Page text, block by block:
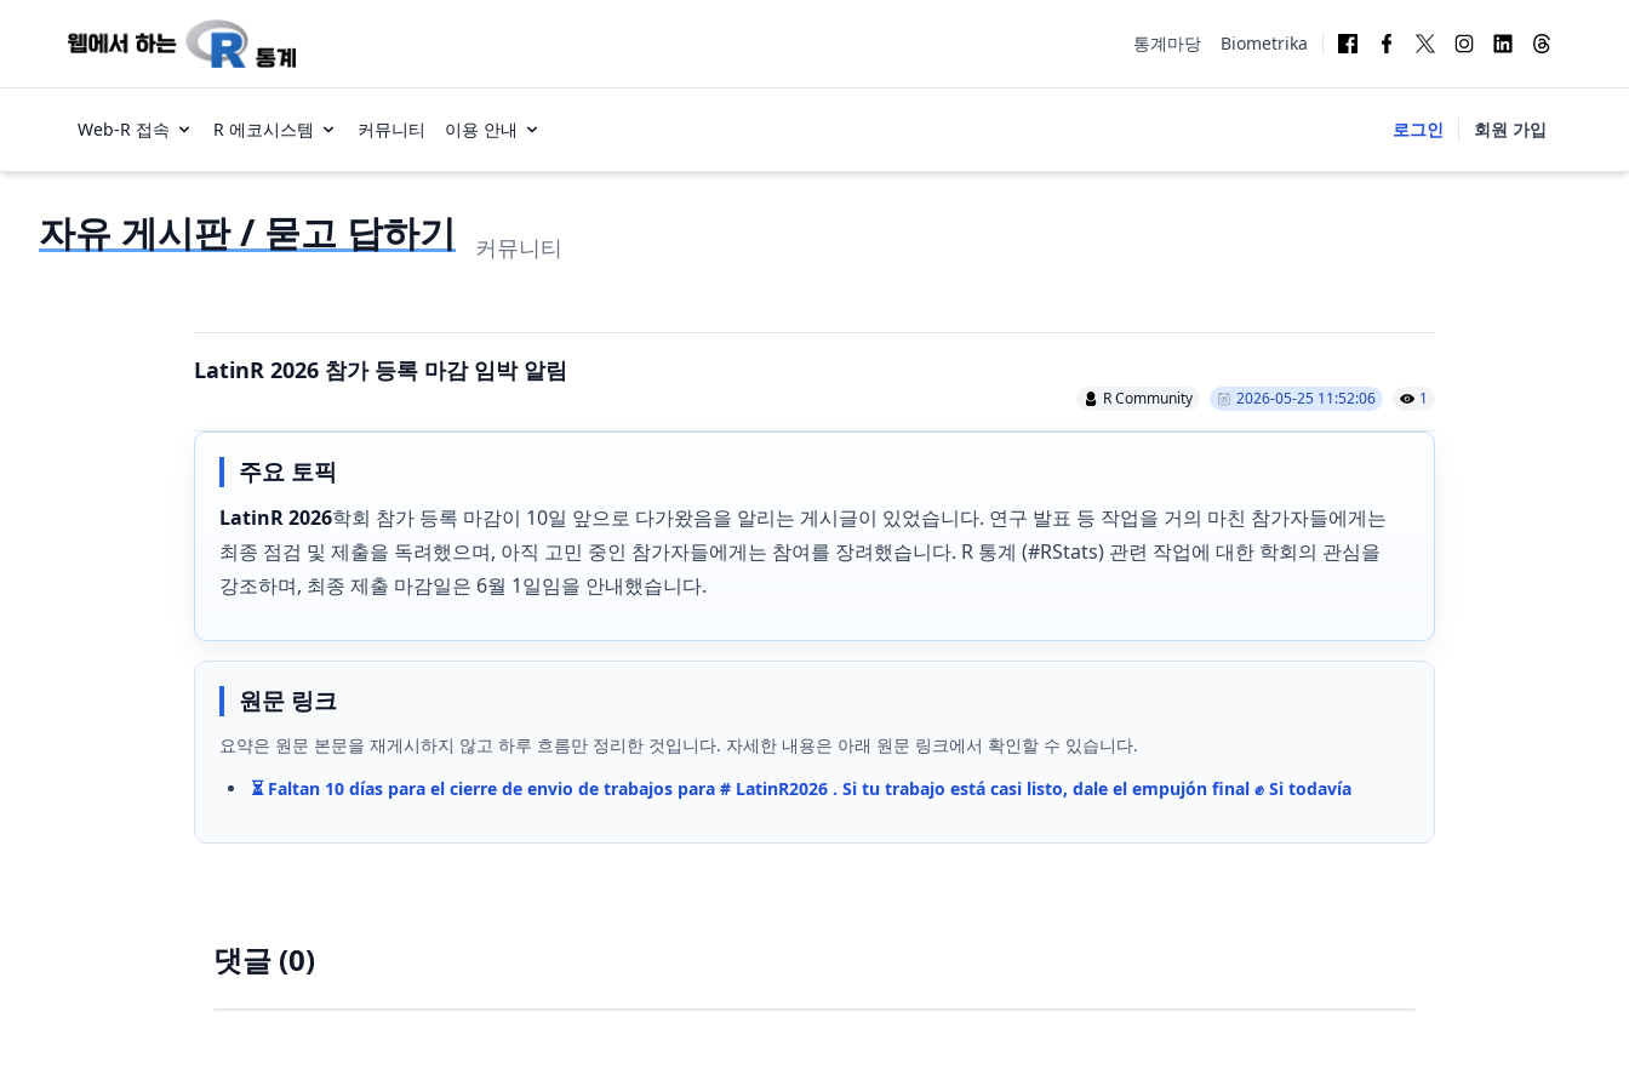
통계마당 Biometrika
Web-R 접속 R 에코시스템 커뮤니티 이용 안내 로그인 회원 가입
자유 게시판 / 묻고 답하기 커뮤니티
LatinR 2026 참가 등록 마감 임박 알림
R Community 2026-05-25 11:52:06 1
주요 토픽
LatinR 2026학회 참가 등록 마감이 10일 앞으로 다가왔음을 알리는 게시글이 있었습니다. 연구 발표 등 작업을 거의 마친 참가자들에게는
최종 점검 및 제출을 독려했으며, 아직 고민 중인 참가자들에게는 참여를 장려했습니다. R 통계 (#RStats) 관련 작업에 대한 학회의 관심을
강조하며, 최종 제출 마감일은 6월 1일임을 안내했습니다.
원문 링크
요약은 원문 본문을 재게시하지 않고 하루 흐름만 정리한 것입니다. 자세한 내용은 아래 원문 링크에서 확인할 수 있습니다.
⏳️ Faltan 10 días para el cierre de envio de trabajos para # LatinR2026 . Si tu trabajo está casi listo, dale el empujón final ✊️ Si todavía
댓글 (0)